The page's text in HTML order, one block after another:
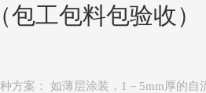
包工包料包验收）
方案 ： 如薄层涂装，1－5mm厚的